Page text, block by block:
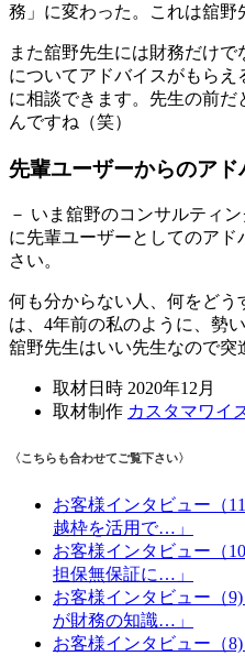
務」に変わった。これは舘野
また舘野先生には財務だけ
についてアドバイスがもら
に相談できます。先生の前
んですね（笑）
先輩ユーザーからのアド
－ いま舘野のコンサルティ
に先輩ユーザーとしてのア
さい。
何も分からない人、何をどう
は、4年前の私のように、勢
舘野先生はいい先生なので突
取材日時 2020年12月
取材制作 カスタマワイ
〈こちらも合わせてご覧下さい〉
お客様インタビュー（
越枠を活用で…」
お客様インタビュー（
担保無保証に…」
お客様インタビュー（
が財務の知識…」
お客様インタビュー（